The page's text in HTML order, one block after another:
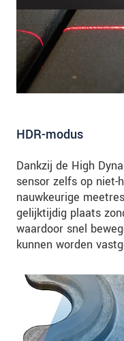
HDR-modus
Dankzij de High
sensor zelfs op niet-
nauwkeurige
gelijktijdig plaats
waardoor snel
kunnen worden